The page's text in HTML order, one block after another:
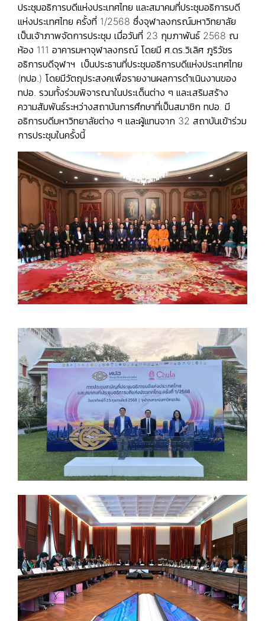
ประชุมอธิการบดีแห่งประเทศไทย และสมาคมที่ประชุมอธิการบดี
แห่งประเทศไทย ครั้งที่ 1/2568 ซึ่งจุฬาลงกรณ์มหาวิทยาลัย
เป็นเจ้าภาพจัดการประชุม เมื่อวันที่ 23 กุมภาพันธ์ 2568 ณ
ห้อง 111 อาคารมหาจุฬาลงกรณ์ โดยมี ศ.ดร.วิเลิศ ภูริวัชร
อธิการบดีจุฬาฯ เป็นประธานที่ประชุมอธิการบดีแห่งประเทศไทย
(ทปอ.) โดยมีวัตถุประสงคเพื่อรายงานผลการดำเนินงานของ
ทปอ. รวมทั้งร่วมพิจารณาในประเด็นต่าง ๆ และเสริมสร้าง
ความสัมพันธ์ระหว่างสถาบันการศึกษาที่เป็นสมาชิก ทปอ. มี
อธิการบดีมหาวิทยาลัยต่าง ๆ และผู้แทนจาก 32 สถาบันเข้าร่วม
การประชุมในครั้งนี้